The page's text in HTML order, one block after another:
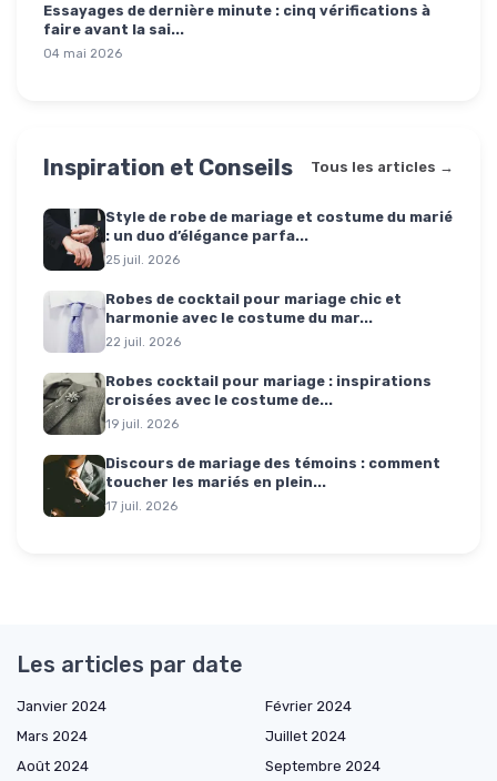
Essayages de dernière minute : cinq vérifications à
faire avant la sai...
04 mai 2026
Inspiration et Conseils Tous les articles →
Style de robe de mariage et costume du marié
: un duo d’élégance parfa...
25 juil. 2026
Robes de cocktail pour mariage chic et
harmonie avec le costume du mar...
22 juil. 2026
Robes cocktail pour mariage : inspirations
croisées avec le costume de...
19 juil. 2026
Discours de mariage des témoins : comment
toucher les mariés en plein...
17 juil. 2026
Les articles par date
Janvier 2024
Février 2024
Mars 2024
Juillet 2024
Août 2024
Septembre 2024